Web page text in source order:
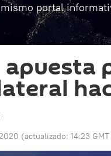
portal
apuesta
(actualizado: 14:23